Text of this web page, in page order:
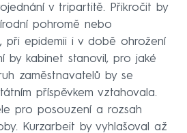
v tripartitě. Přikročit by
pohromě nebo
při epidemii i v době ohrožení
by kabinet stanovil, pro jaké
zaměstnavatelů by se
příspěvkem vztahovala.
pro posouzení a rozsah
Kurzarbeit by vyhlašoval až